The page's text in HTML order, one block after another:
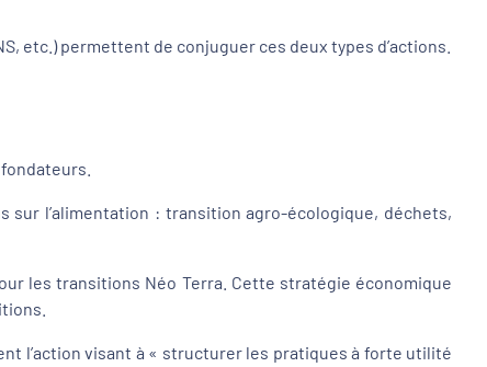
etc.) permettent de conjuguer ces deux types d’actions.
sur l’alimentation : transition agro-écologique, déchets,
les transitions Néo Terra. Cette stratégie économique
l’action visant à « structurer les pratiques à forte utilité